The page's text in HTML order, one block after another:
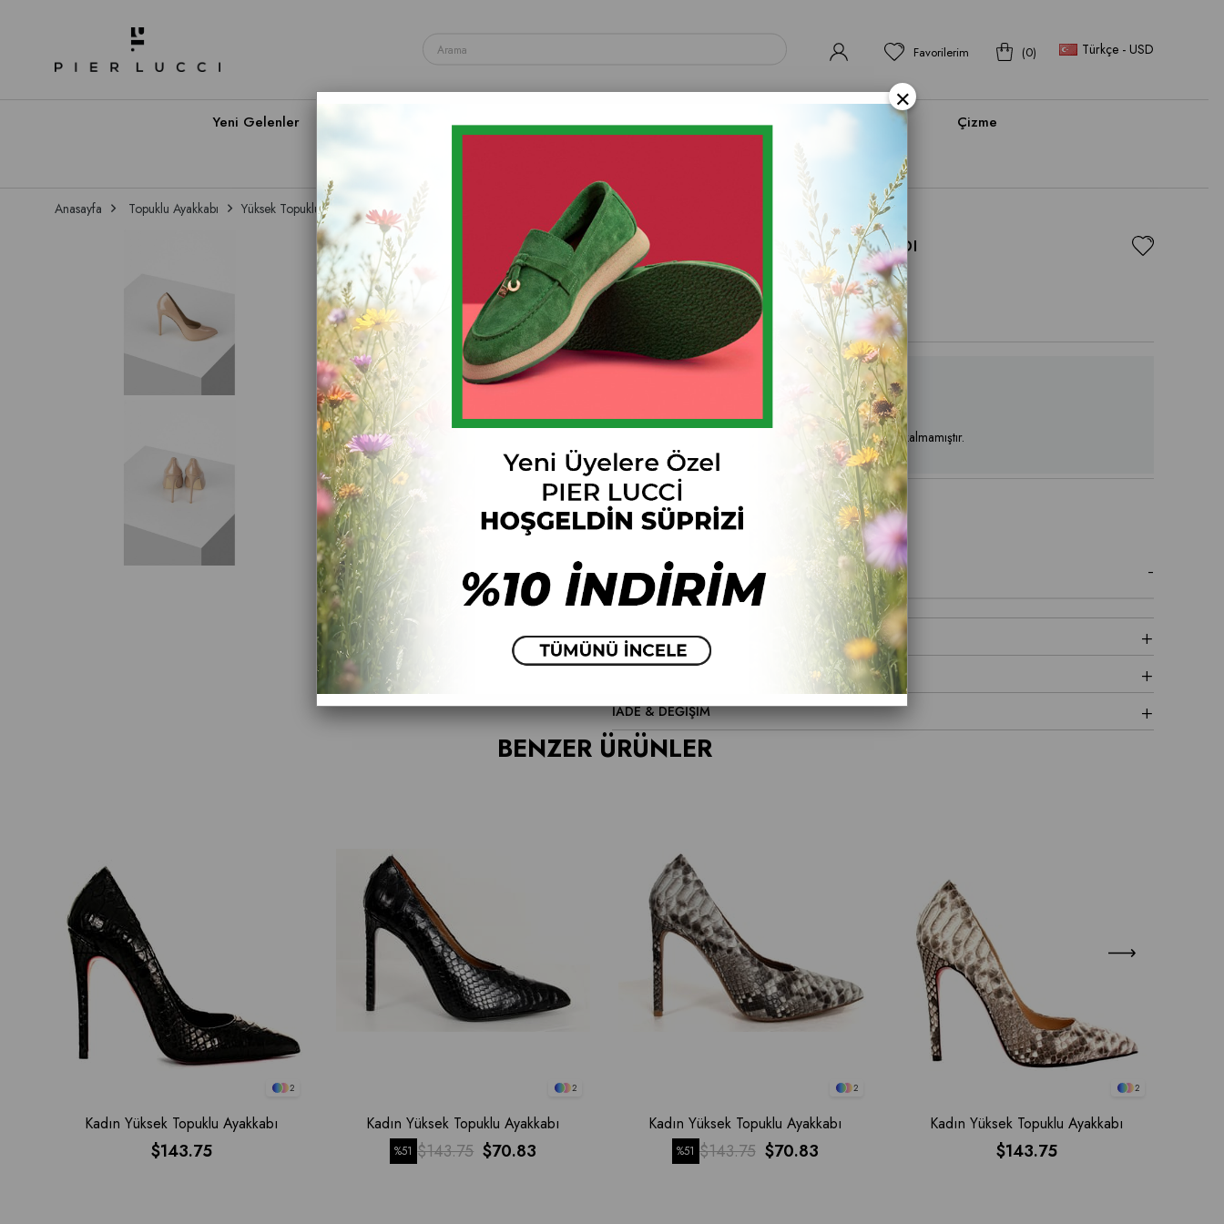
Türkçe - USD
0
Favorilerim
Yeni Gelenler Spor & Sneaker Ayakkabı Topuklu Ayakkabı Bot Çizme
Anasayfa Topuklu Ayakkabı Yüksek Topuklu Kadın Yüksek Topuklu Ayakkabı
Kadın Yüksek Topuklu Ayakkabı
Stok Kodu (PL 001 9667)
30 $170.82 $118.96
Ürün stoklarımızda kalmamıştır.
Fiyat Düşünce Haber Ver
ÜRÜN ÖZELLIKLERI
YORUMLAR(0)
İADE & DEĞİŞİM
BENZER ÜRÜNLER
2
Kadın Yüksek Topuklu Ayakkabı
$143.75
2
Kadın Yüksek Topuklu Ayakkabı
$70.83
$143.75
%51
2
Kadın Yüksek Topuklu Ayakkabı
$70.83
$143.75
%51
2
Kadın Yüksek Topuklu Ayakkabı
$143.75
×